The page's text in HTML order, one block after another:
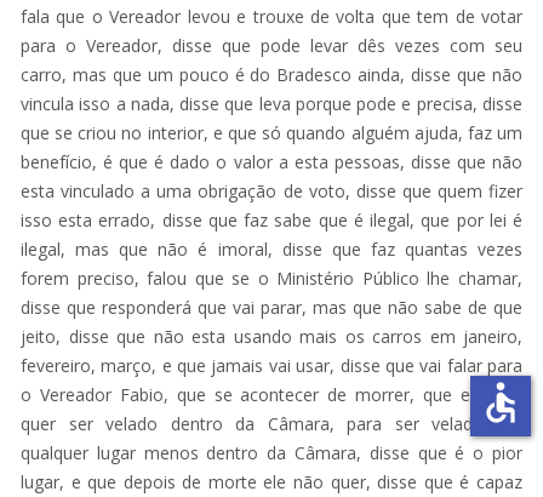
fala que o Vereador levou e trouxe de volta que tem de votar
para o Vereador, disse que pode levar dês vezes com seu
carro, mas que um pouco é do Bradesco ainda, disse que não
vincula isso a nada, disse que leva porque pode e precisa, disse
que se criou no interior, e que só quando alguém ajuda, faz um
benefício, é que é dado o valor a esta pessoas, disse que não
esta vinculado a uma obrigação de voto, disse que quem fizer
isso esta errado, disse que faz sabe que é ilegal, que por lei é
ilegal, mas que não é imoral, disse que faz quantas vezes
forem preciso, falou que se o Ministério Público lhe chamar,
disse que responderá que vai parar, mas que não sabe de que
jeito, disse que não esta usando mais os carros em janeiro,
fevereiro, março, e que jamais vai usar, disse que vai falar para
o Vereador Fabio, que se acontecer de morrer, que ele não
quer ser velado dentro da Câmara, para ser velado em
qualquer lugar menos dentro da Câmara, disse que é o pior
lugar, e que depois de morte ele não quer, disse que é capaz
accessible